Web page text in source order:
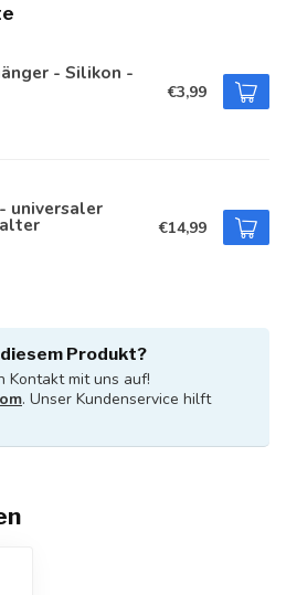
- Silikon -
€3,99
universaler
€14,99
diesem Produkt?
Kontakt mit uns auf!
. Unser Kundenservice hilft